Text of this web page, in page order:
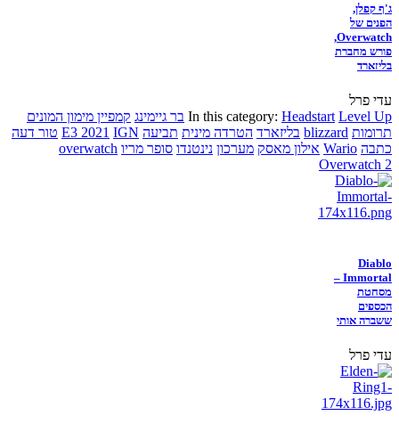
ג'ף קפלן,
הפנים של
Overwatch,
פורש מחברת
בליזארד
עדי פרל
In this category: Headstart Level Up בר גיימינג קמפיין מימון המונים
תרומות blizzard בליזארד הטרדה מינית תביעה E3 2021 IGN
טור דעה
כתבה Wario אילון מאסק מערכון נינטנדו סופר מריו overwatch
Overwatch 2
Diablo
Immortal –
מסחטת
הכספים
ששברה אותי
עדי פרל